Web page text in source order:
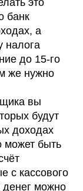
это
банк
а
налога
до 15-го
же нужно
вы
будут
доходах
может быть
с кассового
денег можно